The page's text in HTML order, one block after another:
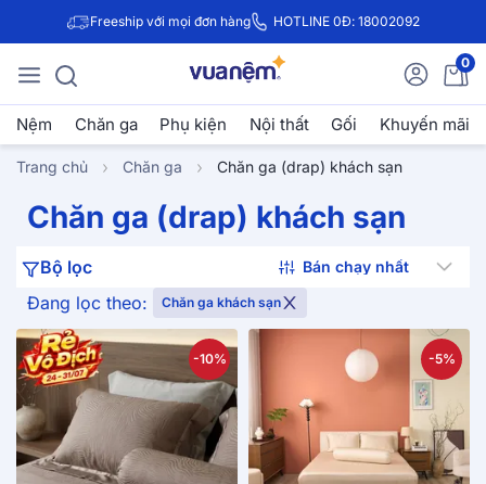
Freeship với mọi đơn hàng HOTLINE 0Đ: 18002092
0
Nệm Chăn ga Phụ kiện Nội thất Gối Khuyến mãi
Trang chủ Chăn ga Chăn ga (drap) khách sạn
Chăn ga (drap) khách sạn
Đang lọc theo: Chăn ga khách sạn
Bộ lọc
-10% -5%